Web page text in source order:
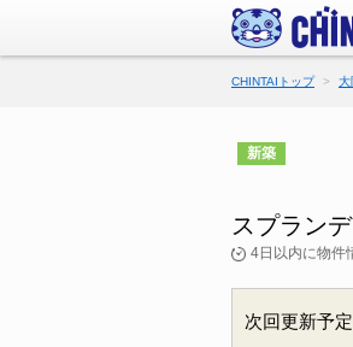
CHINTAIトップ 大
新築
スプラン
4日以内に物件
次回更新予